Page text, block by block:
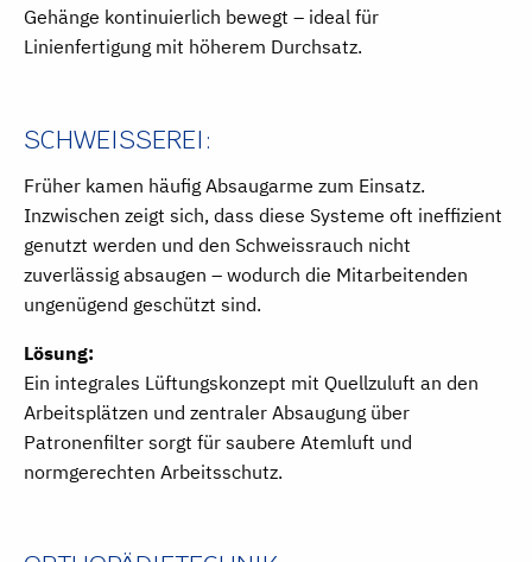
Gehänge kontinuierlich bewegt – ideal für
Linienfertigung mit höherem Durchsatz.
SCHWEISSEREI:
Früher kamen häufig Absaugarme zum Einsatz.
Inzwischen zeigt sich, dass diese Systeme oft ineffizient
genutzt werden und den Schweissrauch nicht
zuverlässig absaugen – wodurch die Mitarbeitenden
ungenügend geschützt sind.
Lösung:
Ein integrales Lüftungskonzept mit Quellzuluft an den
Arbeitsplätzen und zentraler Absaugung über
Patronenfilter sorgt für saubere Atemluft und
normgerechten Arbeitsschutz.